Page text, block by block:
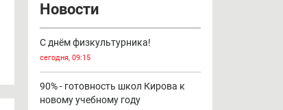
Новости
С днём физкультурника!
сегодня, 09:15
90% - готовность школ Кирова к
новому учебному году